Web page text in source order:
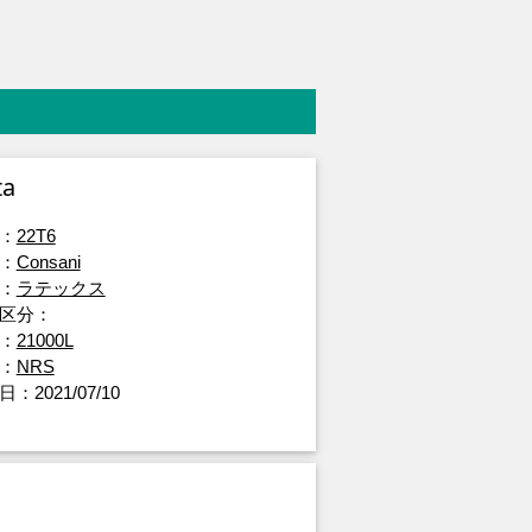
22T6
Consani
ラテックス
分：
21000L
NRS
：2021/07/10